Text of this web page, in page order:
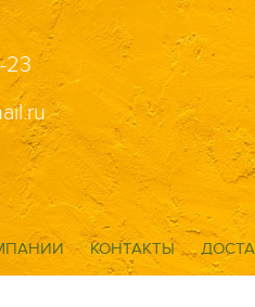
23
КОНТАКТЫ